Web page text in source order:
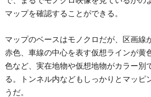
マップを確認することができる。
マップのベースはモノクロだが、区画線
赤色、車線の中心を表す仮想ラインが黄
色など、実在地物や仮想地物がカラー別
る。トンネル内などもしっかりとマッピ
うだ。